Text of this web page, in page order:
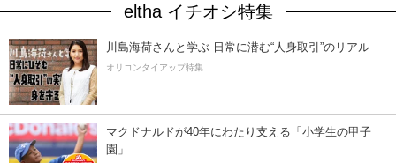
eltha イチオシ特集
川島海荷さんと学ぶ 日常に潜む“人身取引”のリアル
オリコンタイアップ特集
マクドナルドが40年にわたり支える「小学生の甲子
園」